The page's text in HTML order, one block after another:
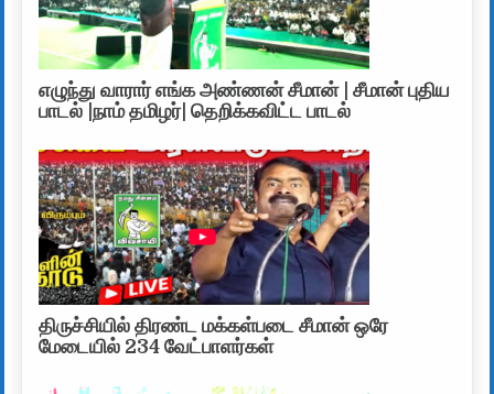
எழுந்து வாரார் எங்க அண்ணன் சீமான் | சீமான் புதிய
பாடல் |நாம் தமிழர்| தெறிக்கவிட்ட பாடல்
திருச்சியில் திரண்ட மக்கள்படை சீமான் ஒரே
மேடையில் 234 வேட்பாளர்கள்